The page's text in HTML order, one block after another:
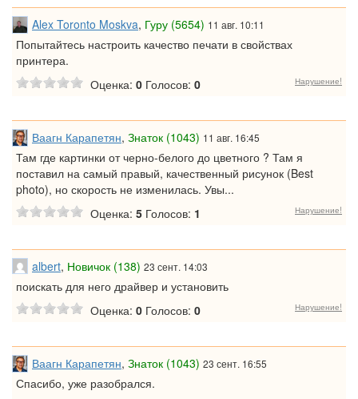
Alex Toronto Moskva, Гуру (5654) 11 авг. 10:11
Попытайтесь настроить качество печати в свойствах
принтера.
Оценка: 0 Голосов: 0 Нарушение!
Ваагн Карапетян, Знаток (1043) 11 авг. 16:45
Там где картинки от черно-белого до цветного ? Там я
поставил на самый правый, качественный рисунок (Best
photo), но скорость не изменилась. Увы...
Оценка: 5 Голосов: 1 Нарушение!
albert, Новичок (138) 23 сент. 14:03
поискать для него драйвер и установить
Оценка: 0 Голосов: 0 Нарушение!
Ваагн Карапетян, Знаток (1043) 23 сент. 16:55
Спасибо, уже разобрался.